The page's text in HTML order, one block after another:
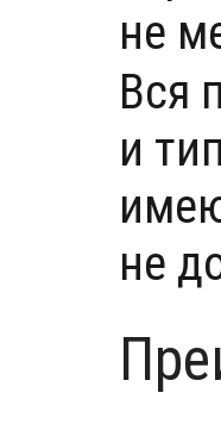
не
Вся
и
не